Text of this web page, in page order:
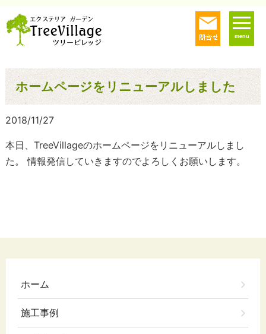
menu
ホームページをリニューアルしました
2018/11/27
本日、TreeVillageのホームページをリニューアルしまし
た。 情報発信していきますのでよろしくお願いします。
ホーム
施工事例